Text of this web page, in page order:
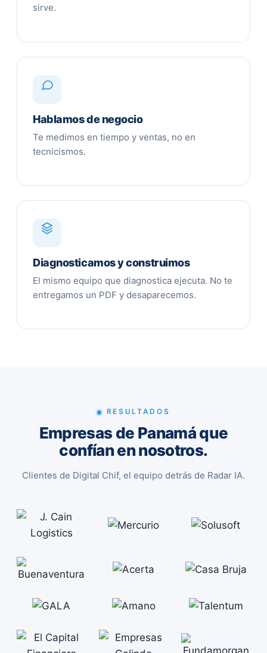
sirve.
Hablamos de negocio
Te medimos en tiempo y ventas, no en
tecnicismos.
Diagnosticamos y construimos
El mismo equipo que diagnostica ejecuta. No te
entregamos un PDF y desaparecemos.
RESULTADOS
Empresas de Panamá que
confían en nosotros.
Clientes de Digital Chif, el equipo detrás de Radar IA.